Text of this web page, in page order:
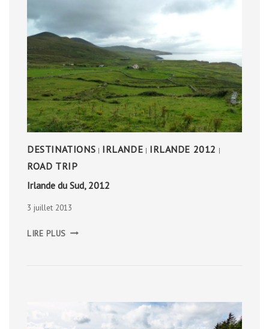
DESTINATIONS | IRLANDE | IRLANDE 2012 |
ROAD TRIP
Irlande du Sud, 2012
3 juillet 2013
LIRE PLUS DU